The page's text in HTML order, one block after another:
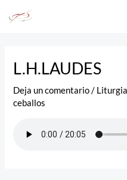
L.H.LAUDES
Deja un comentario /
ceballos